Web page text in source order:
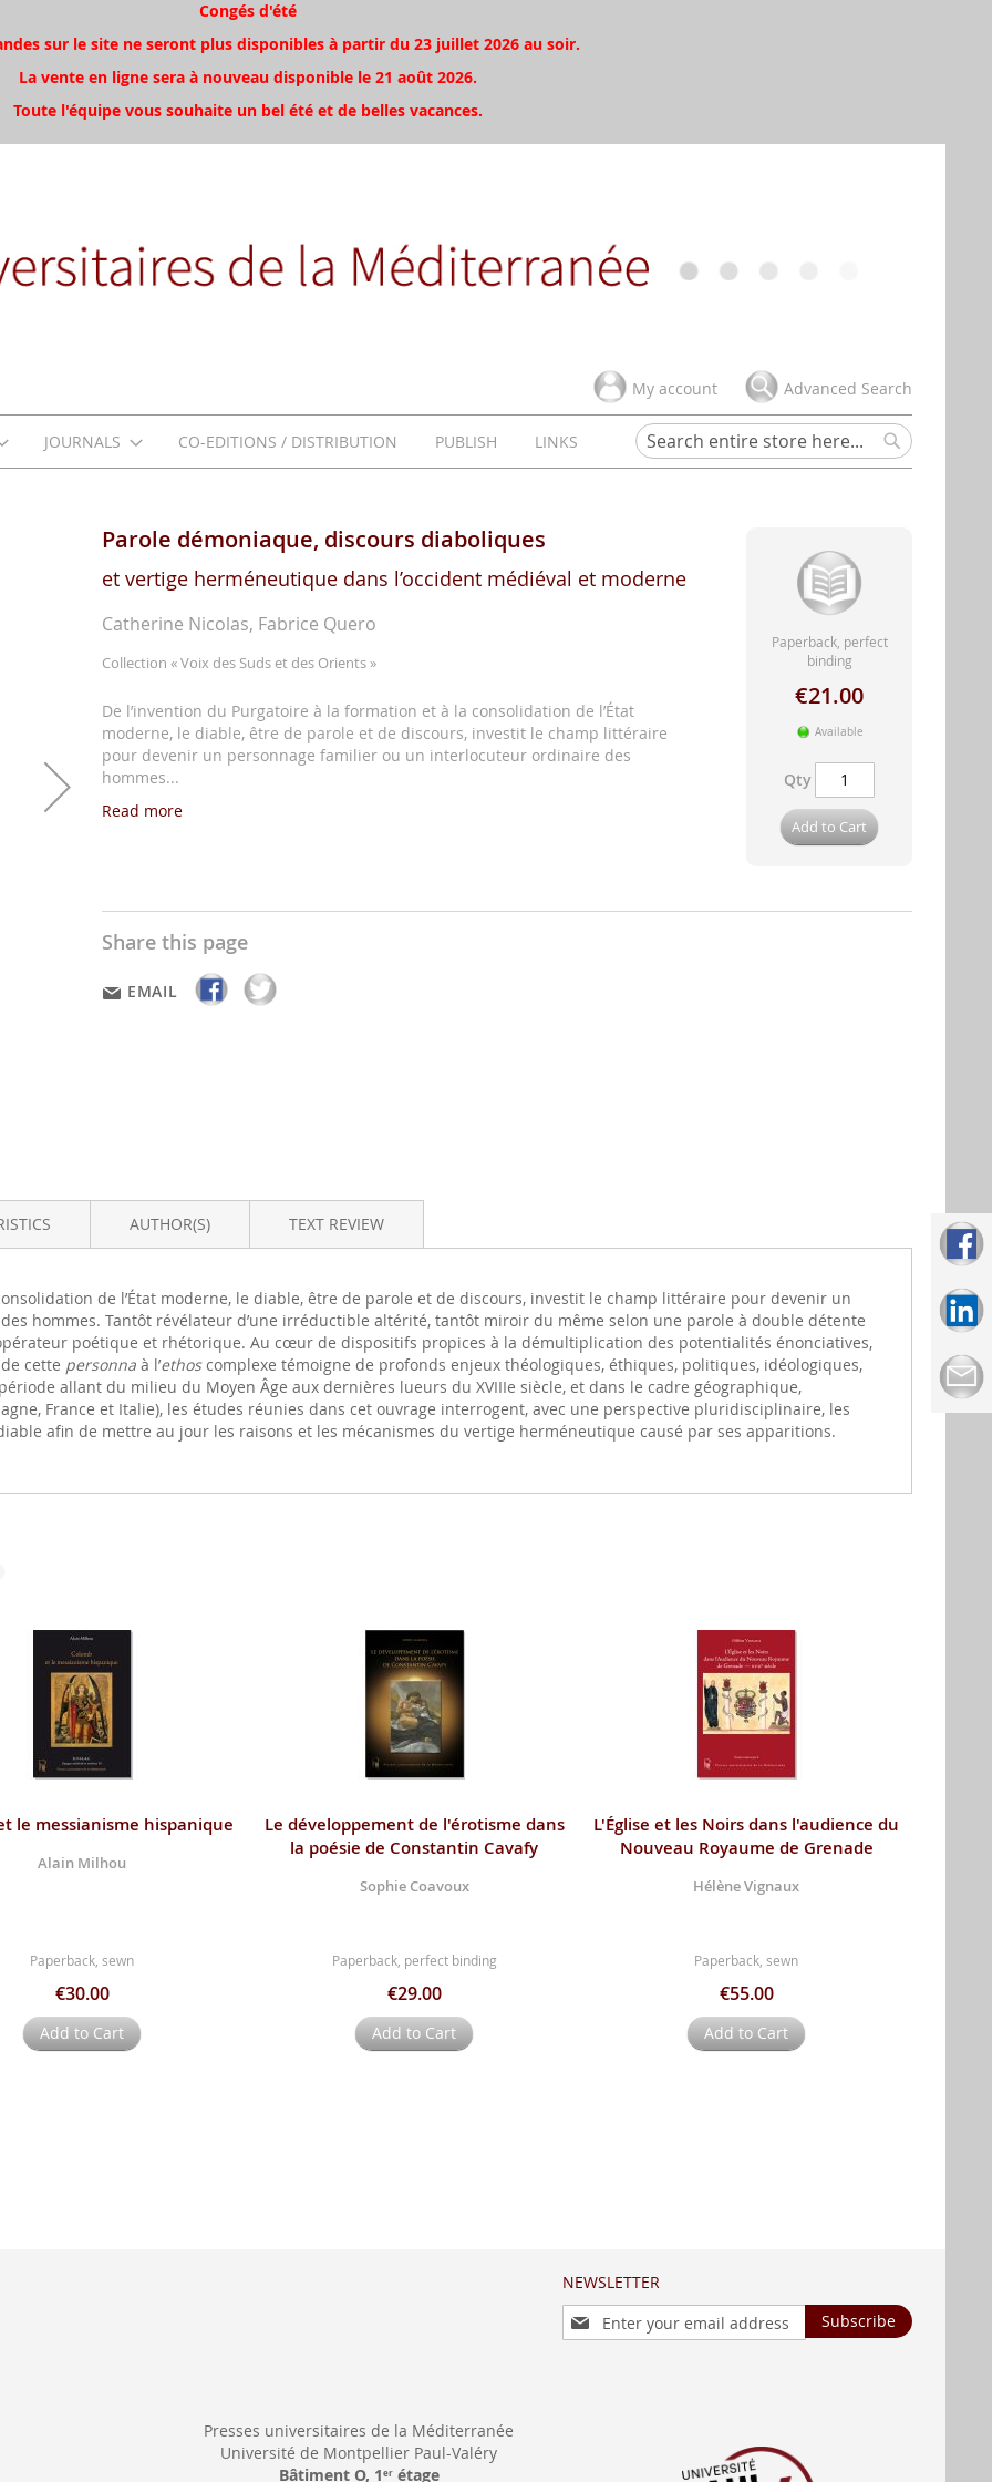
Congés d'été
sur le site ne seront plus disponibles à partir du 23 juillet 2026 au soir.
La vente en ligne sera à nouveau disponible le 21 août 2026.
Toute l'équipe vous souhaite un bel été et de belles vacances.
My account Advanced Search
JOURNALS CO-EDITIONS / DISTRIBUTION PUBLISH
LINKS
Search
Search
Parole démoniaque, discours diaboliques
et vertige herméneutique dans l’occident médiéval et moderne
Catherine Nicolas, Fabrice Quero
Collection « Voix des Suds et des Orients »
De l’invention du Purgatoire à la formation et à la consolidation de l’État
moderne, le diable, être de parole et de discours, investit le champ littéraire
pour devenir un personnage familier ou un interlocuteur ordinaire des
hommes...
Read more
Paperback, perfect
binding
€21.00
Available
Qty
Add to Cart
Share this page
EMAIL
de l’État moderne, le diable, être de parole et de discours, investit le champ littéraire pour devenir un
hommes. Tantôt révélateur d’une irréductible altérité, tantôt miroir du même selon une parole à double détente
poétique et rhétorique. Au cœur de dispositifs propices à la démultiplication des potentialités énonciatives,
cette personna à l’ethoscomplexe témoigne de profonds enjeux théologiques, éthiques, politiques, idéologiques,
allant du milieu du Moyen Âge aux dernières lueurs du XVIIIe siècle, et dans le cadre géographique,
France et Italie), les études réunies dans cet ouvrage interrogent, avec une perspective pluridisciplinaire, les
afin de mettre au jour les raisons et les mécanismes du vertige herméneutique causé par ses apparitions.
AUTHOR(S) TEXT REVIEW
le messianisme hispanique
Alain Milhou
Paperback, sewn
€30.00
Add to Cart
Le développement de l'érotisme dans
la poésie de Constantin Cavafy
Sophie Coavoux
Paperback, perfect binding
€29.00
Add to Cart
L'Église et les Noirs dans l'audience du
Nouveau Royaume de Grenade
Hélène Vignaux
Paperback, sewn
€55.00
Add to Cart
NEWSLETTER
Sign
Up
Subscribe
Presses universitaires de la Méditerranée
Université de Montpellier Paul-Valéry
Bâtiment O, 1 erétage